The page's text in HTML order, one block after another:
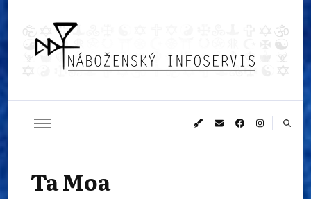
Náboženský
infoservis
Ta Moa